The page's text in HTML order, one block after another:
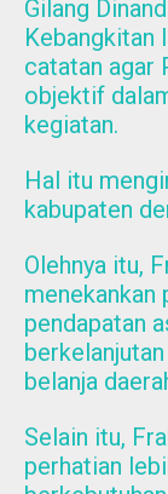
Gilang
Kebangkitan
catatan agar
objektif
kegiatan.
Hal itu
kabupaten
Olehnya itu,
menekankan
pendapatan
belanja
Selain itu,
perhatian